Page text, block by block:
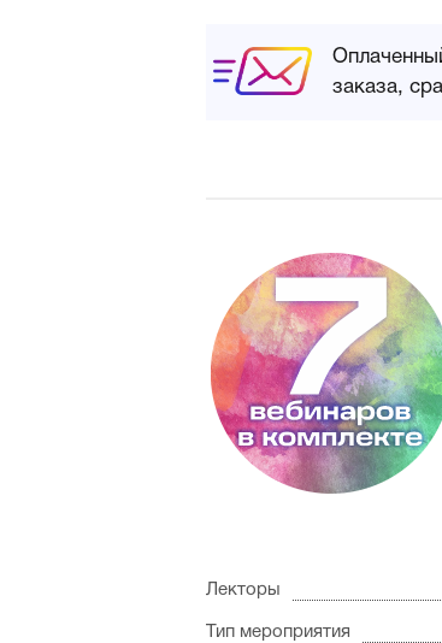
заказа,
Лекторы
Тип мероприятия